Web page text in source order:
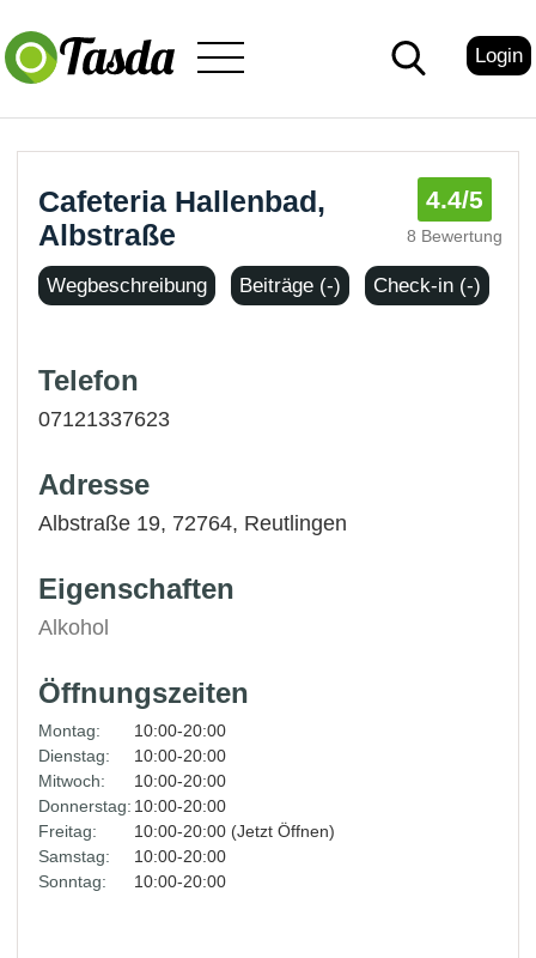
Login
Cafeteria Hallenbad,
Albstraße
4.4/5
8 Bewertung
Wegbeschreibung Beiträge (-) Check-in (-)
Telefon
07121337623
Adresse
Albstraße 19, 72764, Reutlingen
Eigenschaften
Alkohol
Öffnungszeiten
Montag:
10:00-20:00
Dienstag:
10:00-20:00
Mitwoch:
10:00-20:00
Donnerstag: 10:00-20:00
Freitag:
10:00-20:00 (Jetzt Öffnen)
Samstag:
10:00-20:00
Sonntag:
10:00-20:00